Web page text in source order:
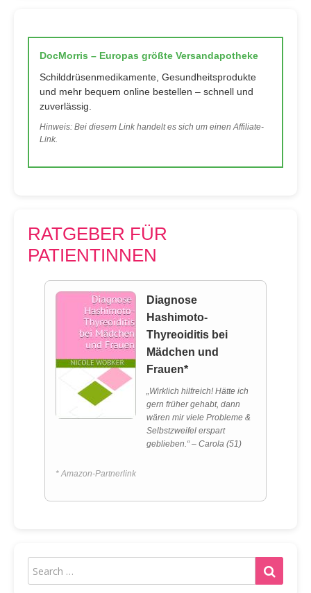
DocMorris – Europas größte Versandapotheke
Schilddrüsenmedikamente, Gesundheitsprodukte
und mehr bequem online bestellen – schnell und
zuverlässig.
Hinweis: Bei diesem Link handelt es sich um einen Affiliate-
Link.
RATGEBER FÜR
PATIENTINNEN
Diagnose
Hashimoto-
Thyreoiditis bei
Mädchen und
Frauen*
„Wirklich hilfreich! Hätte ich
gern früher gehabt, dann
wären mir viele Probleme &
Selbstzweifel erspart
geblieben.“ – Carola (51)
* Amazon-Partnerlink